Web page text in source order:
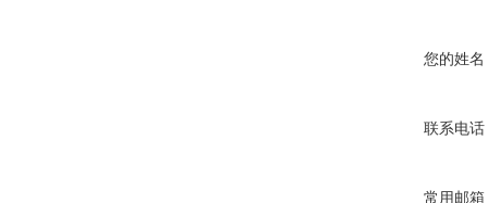
您的姓名
联系电话
常用邮箱